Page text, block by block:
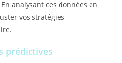
analysant ces données en
vos stratégies
prédictives